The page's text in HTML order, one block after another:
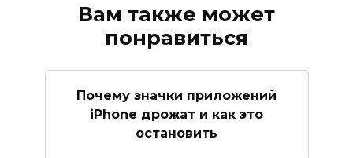
Вам также может
понравиться
Почему значки приложений
iPhone дрожат и как это
остановить